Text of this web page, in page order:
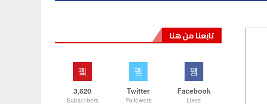
تابعنا من هنا
Facebook
Likes
Twitter
Followers
3,620
Subscribers